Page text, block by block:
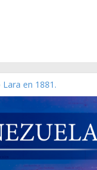
en 1881.
de 2006 N° 38.394